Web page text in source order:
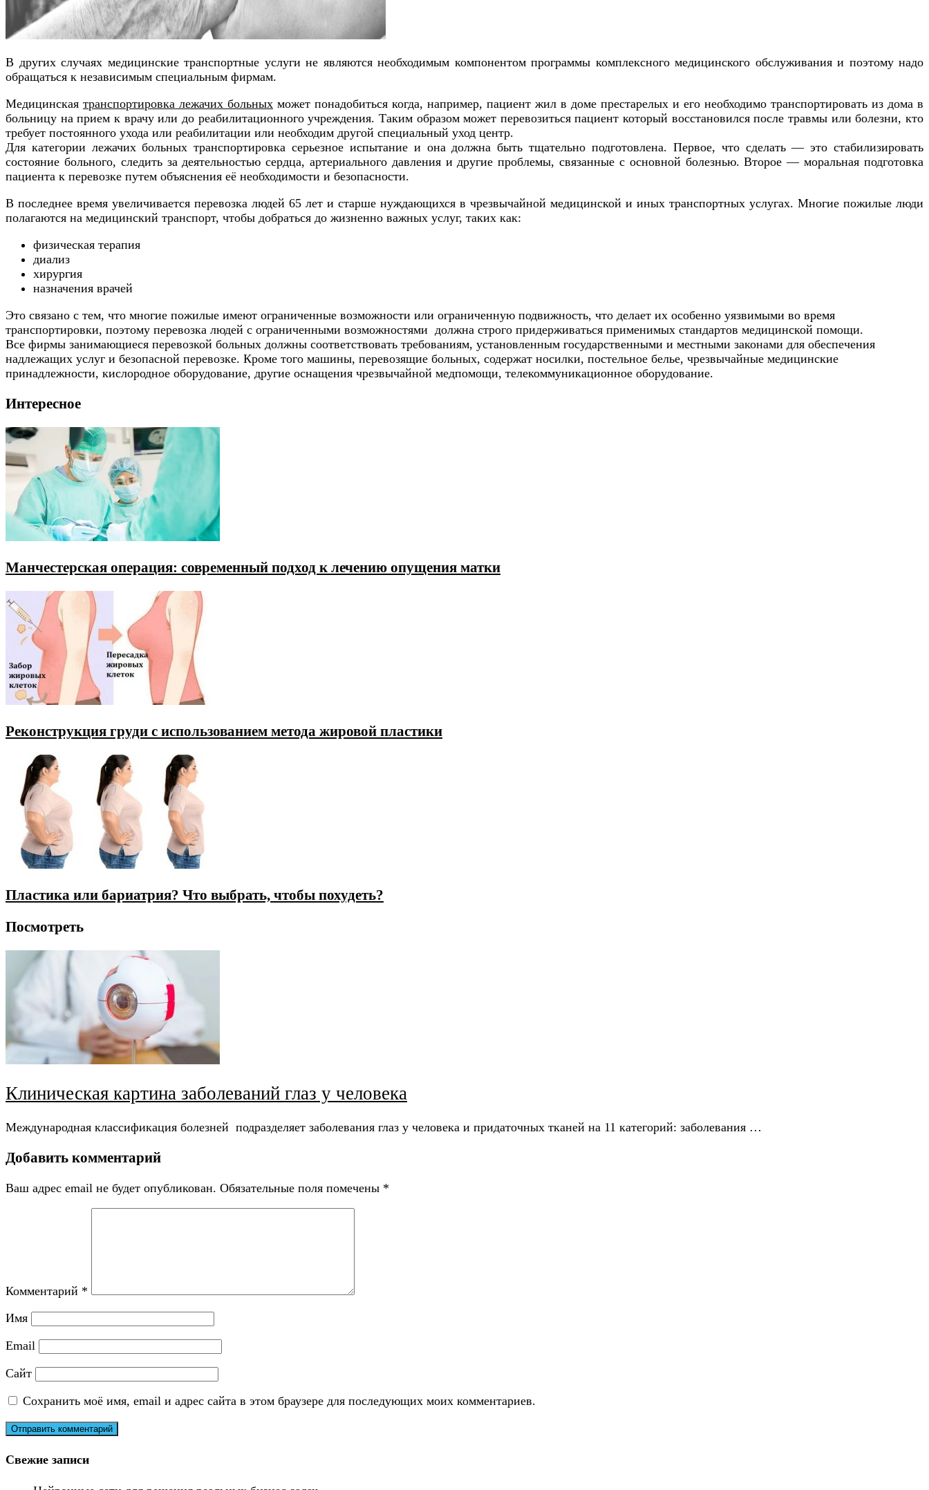
В других случаях медицинские транспортные услуги не являются необходимым компонентом программы комплексного медицинского обслуживания и поэтому надо
обращаться к независимым специальным фирмам.
Медицинская транспортировка лежачих больных может понадобиться когда, например, пациент жил в доме престарелых и его необходимо транспортировать из дома в
больницу на прием к врачу или до реабилитационного учреждения. Таким образом может перевозиться пациент который восстановился после травмы или болезни, кто
требует постоянного ухода или реабилитации или необходим другой специальный уход центр.
Для категории лежачих больных транспортировка серьезное испытание и она должна быть тщательно подготовлена. Первое, что сделать — это стабилизировать
состояние больного, следить за деятельностью сердца, артериального давления и другие проблемы, связанные с основной болезнью. Второе — моральная подготовка
пациента к перевозке путем объяснения её необходимости и безопасности.
В последнее время увеличивается перевозка людей 65 лет и старше нуждающихся в чрезвычайной медицинской и иных транспортных услугах. Многие пожилые люди
полагаются на медицинский транспорт, чтобы добраться до жизненно важных услуг, таких как:
физическая терапия
диализ
хирургия
назначения врачей
Это связано с тем, что многие пожилые имеют ограниченные возможности или ограниченную подвижность, что делает их особенно уязвимыми во время
транспортировки, поэтому перевозка людей с ограниченными возможностями должна строго придерживаться применимых стандартов медицинской помощи.
Все фирмы занимающиеся перевозкой больных должны соответствовать требованиям, установленным государственными и местными законами для обеспечения
надлежащих услуг и безопасной перевозке. Кроме того машины, перевозящие больных, содержат носилки, постельное белье, чрезвычайные медицинские
принадлежности, кислородное оборудование, другие оснащения чрезвычайной медпомощи, телекоммуникационное оборудование.
Интересное
Манчестерская операция: современный подход к лечению опущения матки
Реконструкция груди с использованием метода жировой пластики
Пластика или бариатрия? Что выбрать, чтобы похудеть?
Посмотреть
Клиническая картина заболеваний глаз у человека
Международная классификация болезней подразделяет заболевания глаз у человека и придаточных тканей на 11 категорий: заболевания …
Добавить комментарий
Ваш адрес email не будет опубликован. Обязательные поля помечены *
Комментарий *
Имя
Email
Сайт
Сохранить моё имя, email и адрес сайта в этом браузере для последующих моих комментариев.
Свежие записи